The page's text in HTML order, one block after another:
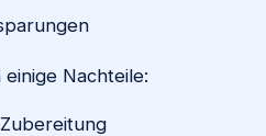
Nachteile: